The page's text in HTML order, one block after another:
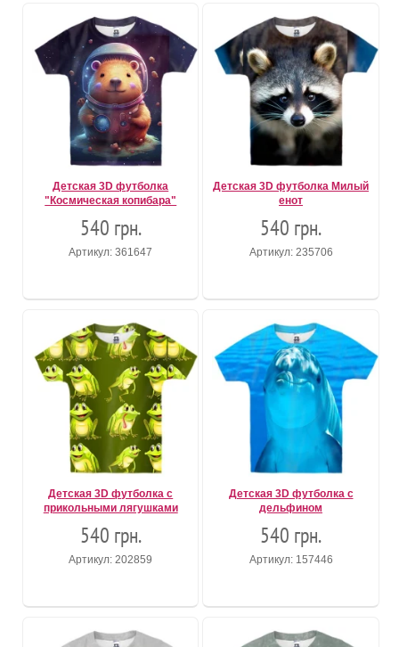
Детская 3D футболка
"Космическая копибара"
540 грн.
Артикул: 361647
Детская 3D футболка Милый
енот
540 грн.
Артикул: 235706
Детская 3D футболка с
прикольными лягушками
540 грн.
Артикул: 202859
Детская 3D футболка с
дельфином
540 грн.
Артикул: 157446